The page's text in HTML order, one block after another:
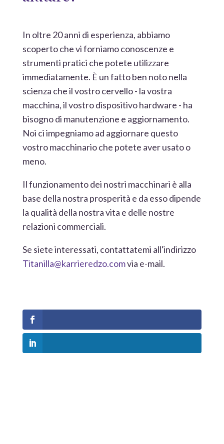
In oltre 20 anni di esperienza, abbiamo
scoperto che vi forniamo conoscenze e
strumenti pratici che potete utilizzare
immediatamente. È un fatto ben noto nella
scienza che il vostro cervello - la vostra
macchina, il vostro dispositivo hardware - ha
bisogno di manutenzione e aggiornamento.
Noi ci impegniamo ad aggiornare questo
vostro macchinario che potete aver usato o
meno.
Il funzionamento dei nostri macchinari è alla
base della nostra prosperità e da esso dipende
la qualità della nostra vita e delle nostre
relazioni commerciali.
Se siete interessati, contattatemi all'indirizzo
Titanilla@karrieredzo.comvia e-mail.